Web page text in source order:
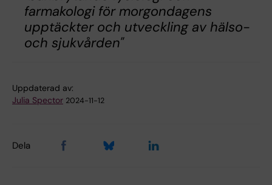
farmakologi för morgondagens
upptäckter och utveckling av hälso-
och sjukvården"
Uppdaterad av:
Julia Spector 2024-11-12
Dela